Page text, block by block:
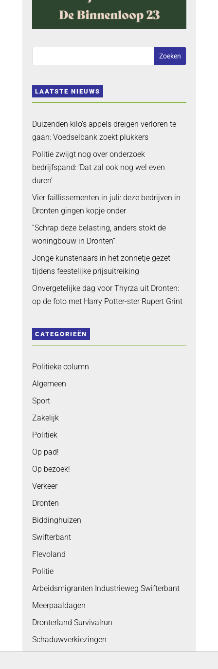
LAATSTE NIEUWS
Duizenden kilo’s appels dreigen verloren te
gaan: Voedselbank zoekt plukkers
Politie zwijgt nog over onderzoek
bedrijfspand: ‘Dat zal ook nog wel even
duren’
Vier faillissementen in juli: deze bedrijven in
Dronten gingen kopje onder
“Schrap deze belasting, anders stokt de
woningbouw in Dronten”
Jonge kunstenaars in het zonnetje gezet
tijdens feestelijke prijsuitreiking
Onvergetelijke dag voor Thyrza uit Dronten:
op de foto met Harry Potter-ster Rupert Grint
CATEGORIEËN
Politieke column
Algemeen
Sport
Zakelijk
Politiek
Op pad!
Op bezoek!
Verkeer
Dronten
Biddinghuizen
Swifterbant
Flevoland
Politie
Arbeidsmigranten Industrieweg Swifterbant
Meerpaaldagen
Dronterland Survivalrun
Schaduwverkiezingen